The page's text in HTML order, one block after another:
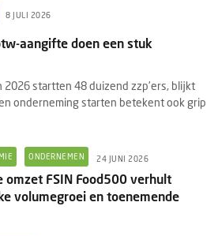
8 JULI 2026
aangifte doen een stuk
2026 startten 48 duizend zzp’ers, blijkt
onderneming starten betekent ook grip
ONDERNEMEN 24 JUNI 2026
omzet FSIN Food500 verhult
volumegroei en toenemende